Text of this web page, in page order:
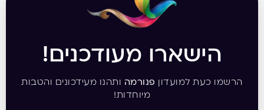
הישארו מעודכנים!
הרשמו כעת למועדון פנורמה ותהנו מעידכונים והטבות
מיוחדות!